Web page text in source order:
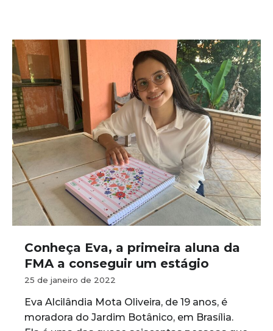
Conheça Eva, a primeira aluna da
FMA a conseguir um estágio
25 de janeiro de 2022
Eva Alcilândia Mota Oliveira, de 19 anos, é
moradora do Jardim Botânico, em Brasília.